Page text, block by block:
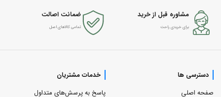
مشاوره قبل از خرید
برای خریدی راحت
ضمانت اصالت
تمامی کالاهای اصل
دسترسی ها
صفحه اصلی
خدمات مشتریان
پاسخ به پرسش‌های متداول